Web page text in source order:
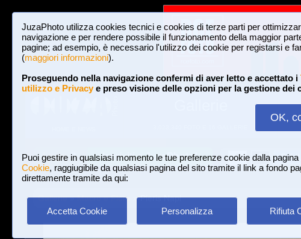
JuzaPhoto utilizza cookies tecnici e cookies di terze parti per
navigazione e per rendere possibile il funzionamento della maggior
pagine; ad esempio, è necessario l'utilizzo dei cookie per registarsi e
(maggiori informazioni).
Proseguendo nella navigazione confermi di aver letto e accettato i
utilizzo e Privacye preso visione delle opzioni per la gestione dei
OK,
Puoi gestire in qualsiasi momento le tue preferenze cookie dalla pagina
Cookie, raggiugibile da qualsiasi pagina del sito tramite il link a fondo
direttamente tramite da qui:
Accetta Cookie Personalizza Rifiuta
Login Iscriviti a JuzaPhoto! A A ?
Gallerie»Macro e Flora » Pieris Napi